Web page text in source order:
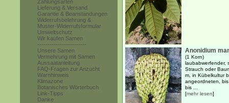
Zahlungsarten
Lieferung & Versand
Garantie & Beanstandungen
Widerrufsbelehrung &
Muster-Widerrufsformular
Umweltschutz
Wir kaufen Samen
------------------------
Unsere Samen
Vermehrung mit Samen
Aussaatanleitung
FAQ-Fragen zur Anzucht
Warnhinweis
Klimazone
Botanisches Wörterbuch
Link-Tipps
Danke
Anonidium
(1 Korn)
laubabwerfender,
Strauch oder
m, in Kübelkultur
angeordneten,
bis ...
[mehr lesen]